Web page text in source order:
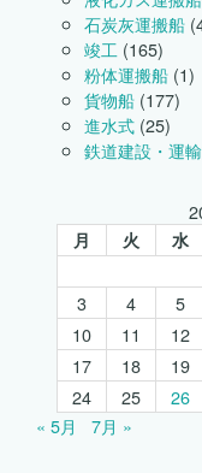
石炭灰運搬船
竣工 (165)
粉体運搬船 (1)
貨物船 (177)
進水式 (25)
鉄道建設・運
月 火 水
3
4 5
10
11 12
17
18 19
24
25 26
« 5月
7月 »